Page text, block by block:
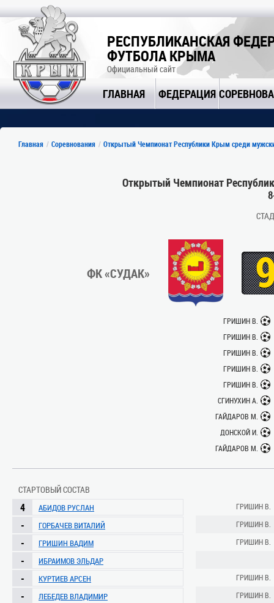
РЕСПУБЛИКАНСКАЯ
ФУТБОЛА КРЫМА
Официальный сайт
ГЛАВНАЯ ФЕДЕРАЦИЯ
Главная Соревнования Открытый Чемпионат Республики Крым среди
Открытый Чемпионат
ФК «СУДАК»
ГРИШИН В.
ГРИШИН В.
ГРИШИН В.
ГРИШИН В.
ГРИШИН В.
СГИНУХИН А.
ГАЙДАРОВ М.
ДОНСКОЙ И.
ГАЙДАРОВ М.
СТАРТОВЫЙ СОСТАВ
4 АБИДОВ РУСЛАН
- ГОРБАЧЕВ ВИТАЛИЙ
- ГРИШИН ВАДИМ
- ИБРАИМОВ ЭЛЬДАР
- КУРТИЕВ АРСЕН
- ЛЕБЕДЕВ ВЛАДИМИР
ГРИШИН В.
ГРИШИН В.
ГРИШИН В.
ГРИШИН В.
ГРИШИН В.